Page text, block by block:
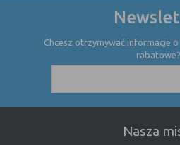
Chcesz otrzymywać informacje
rabatowe?
Nasza